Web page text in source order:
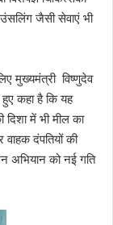
जैसी सेवाएं भी
मुख्यमंत्री विष्णुदेव
कहा है कि यह
में भी मील का
दंपतियों की
को नई गति